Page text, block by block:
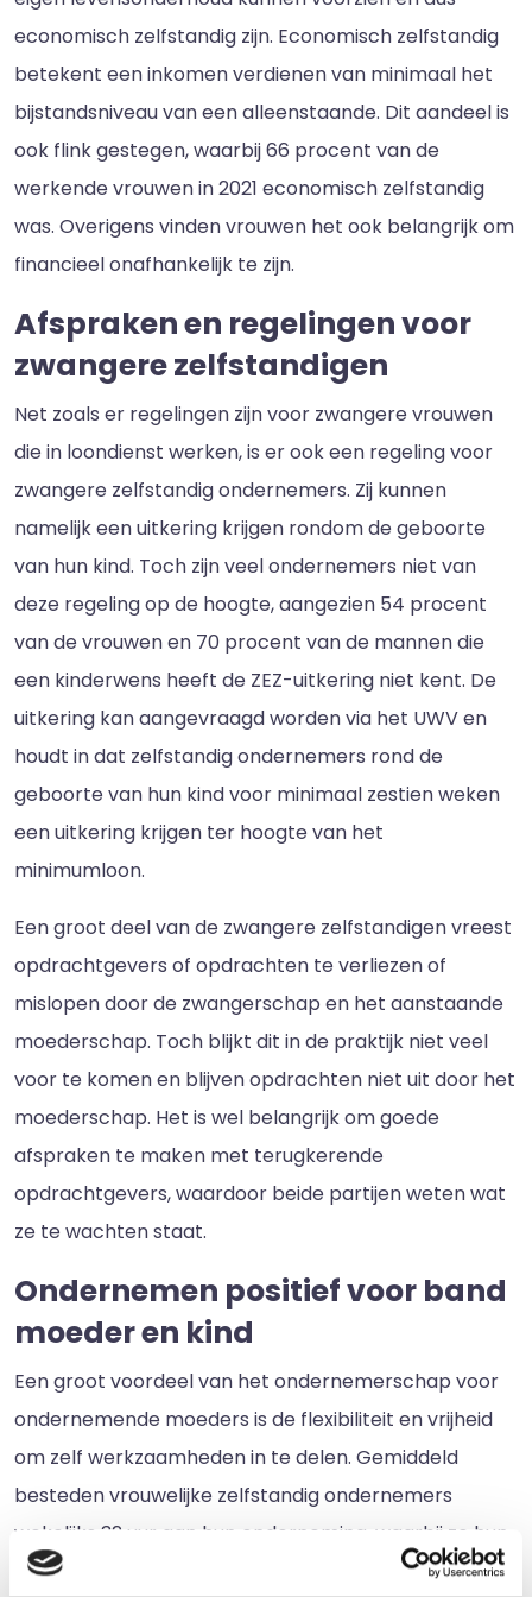
economisch zelfstandig zijn. Economisch zelfstandig
betekent een inkomen verdienen van minimaal het
bijstandsniveau van een alleenstaande. Dit aandeel is
ook flink gestegen, waarbij 66 procent van de
werkende vrouwen in 2021 economisch zelfstandig
was. Overigens vinden vrouwen het ook belangrijk om
financieel onafhankelijk te zijn.
Afspraken en regelingen voor
zwangere zelfstandigen
Net zoals er regelingen zijn voor zwangere vrouwen
die in loondienst werken, is er ook een regeling voor
zwangere zelfstandig ondernemers. Zij kunnen
namelijk een uitkering krijgen rondom de geboorte
van hun kind. Toch zijn veel ondernemers niet van
deze regeling op de hoogte, aangezien 54 procent
van de vrouwen en 70 procent van de mannen die
een kinderwens heeft de ZEZ-uitkering niet kent. De
uitkering kan aangevraagd worden via het UWV en
houdt in dat zelfstandig ondernemers rond de
geboorte van hun kind voor minimaal zestien weken
een uitkering krijgen ter hoogte van het
minimumloon.
Een groot deel van de zwangere zelfstandigen vreest
opdrachtgevers of opdrachten te verliezen of
mislopen door de zwangerschap en het aanstaande
moederschap. Toch blijkt dit in de praktijk niet veel
voor te komen en blijven opdrachten niet uit door het
moederschap. Het is wel belangrijk om goede
afspraken te maken met terugkerende
opdrachtgevers, waardoor beide partijen weten wat
ze te wachten staat.
Ondernemen positief voor band
moeder en kind
Een groot voordeel van het ondernemerschap voor
ondernemende moeders is de flexibiliteit en vrijheid
om zelf werkzaamheden in te delen. Gemiddeld
besteden vrouwelijke zelfstandig ondernemers
wekelijks 32 uur aan hun onderneming, waarbij ze hun
werktijden zelf kunnen bepalen en goed kunnen